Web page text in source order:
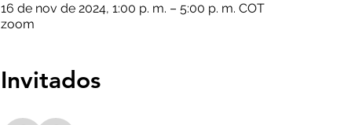
16 de nov de 2024, 1:00 p. m. – 5:00 p. m. COT
zoom
Invitados